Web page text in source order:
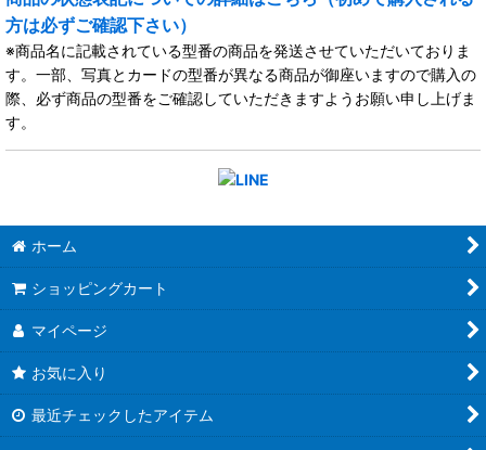
方は必ずご確認下さい）
※商品名に記載されている型番の商品を発送させていただいておりま
す。一部、写真とカードの型番が異なる商品が御座いますので購入の
際、必ず商品の型番をご確認していただきますようお願い申し上げま
す。
ホーム
ショッピングカート
マイページ
お気に入り
最近チェックしたアイテム